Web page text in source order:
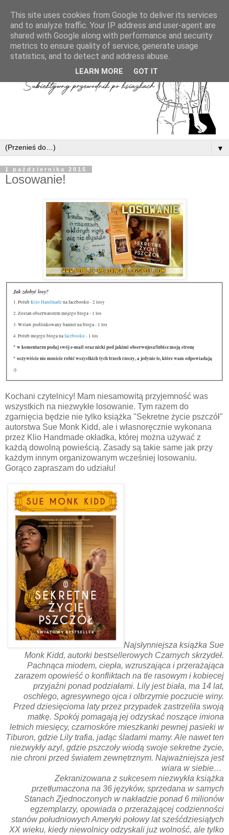
▼
1 października 2015
Losowanie!
Jak zdobyć losy?
1. PolubKlio Handmadena facebooku - 2 losy
2. Zostań obserwatorem mojego bloga - 1 los
3. Wstaw podlinkowany banner na bloga - 1 los
4. Polub mojego bloga nafacebooku - 1 los
* w komentarzu podaj swój e-mail oraz nicki pod jakimi obserwujesz/lubisz moją stronę
* oczywiście nie musicie robić wszystkich tych trzech rzeczy, a jedynie te, które wam odpowiadają
:)
Kochani czytelnicy! Mam niesamowitą przyjemność was
wszystkich na niezwykłe losowanie. Tym razem do
zgarnięcia będzie nie tylko książka "Sekretne życie pszczół"
autorstwa Sue Monk Kidd, ale i własnoręcznie wykonana
przez Klio Handmade okładka, której można używać z
każdą dowolną powieścią. Zasady są takie same jak przy
każdym innym organizowanym wcześniej losowaniu.
Gorąco zapraszam do udziału!
Najsłynniejsza książka Sue
Monk Kidd, autorki bestsellerowych Czarnych skrzydeł.
Pachnąca miodem, ciepła, wzruszająca i przerażająca
zarazem opowieść o konfliktach na tle rasowym i kobiecej
przyjaźni ponad podziałami. Lily jest biała, ma 14 lat,
oschłego, agresywnego ojca i olbrzymie poczucie winy.
Przed dziesięcioma laty przez przypadek zastrzeliła swoją
matkę. Spokój pomagają jej odzyskać noszące imiona
letnich miesięcy, czarnoskóre mieszkanki pewnej pasieki w
Tiburon, gdzie Lily trafia, jadąc śladami mamy. Ale nawet ten
niezwykły azyl, gdzie pszczoły wiodą swoje sekretne życie,
nie chroni przed światem zewnętrznym. Najważniejsza jest
wiara w siebie…
Zekranizowana z sukcesem niezwykła książka
przetłumaczona na 36 języków, sprzedana w samych
Stanach Zjednoczonych w nakładzie ponad 6 milionów
egzemplarzy, opowiada o przerażającej codzienności
stanów południowych Ameryki połowy lat sześćdziesiątych
XX wieku, kiedy niewolnicy odzyskali już wolność, ale tylko
This site uses cookies from Google to deliver its services
and to analyze traffic. Your IP address and user-agent are
shared with Google along with performance and security
metrics to ensure quality of service, generate usage
statistics, and to detect and address abuse.
LEARN MORE GOT IT